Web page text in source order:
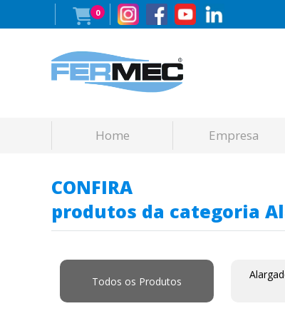
0
Home Empresa
CONFIRA
produtos da categoria
Todos os Produtos